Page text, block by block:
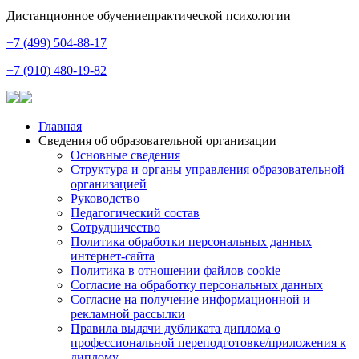
Дистанционное обучениепрактической психологии
+7 (499) 504-88-17
+7 (910) 480-19-82
Главная
Сведения об образовательной организации
Основные сведения
Структура и органы управления образовательной
организацией
Руководство
Педагогический состав
Сотрудничество
Политика обработки персональных данных
интернет-сайта
Политика в отношении файлов cookie
Согласие на обработку персональных данных
Согласие на получение информационной и
рекламной рассылки
Правила выдачи дубликата диплома о
профессиональной переподготовке/приложения к